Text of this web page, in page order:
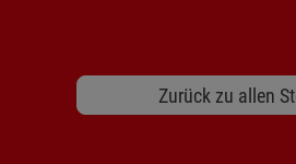
Zurück zu allen